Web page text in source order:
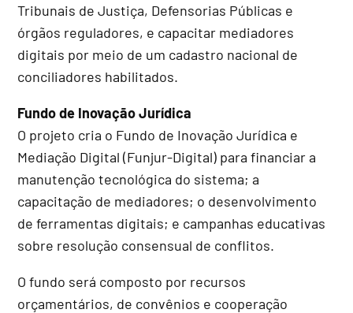
Tribunais de Justiça, Defensorias Públicas e
órgãos reguladores, e capacitar mediadores
digitais por meio de um cadastro nacional de
conciliadores habilitados.
Fundo de Inovação Jurídica
O projeto cria o Fundo de Inovação Jurídica e
Mediação Digital (Funjur-Digital) para financiar a
manutenção tecnológica do sistema; a
capacitação de mediadores; o desenvolvimento
de ferramentas digitais; e campanhas educativas
sobre resolução consensual de conflitos.
O fundo será composto por recursos
orçamentários, de convênios e cooperação